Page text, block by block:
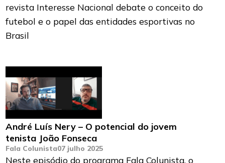
revista Interesse Nacional debate o conceito do
futebol e o papel das entidades esportivas no
Brasil
André Luís Nery – O potencial do jovem
tenista João Fonseca
Fala Colunista07 julho 2025
Neste episódio do programa Fala Colunista, o